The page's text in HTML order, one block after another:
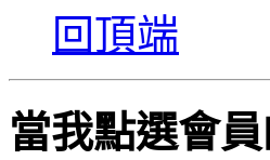
回頂端
當我點選會